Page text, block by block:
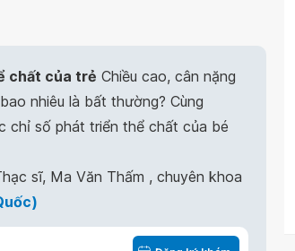
chất của trẻ Chiều cao, cân nặng
nhiêu là bất thường? Cùng
chỉ số phát triển thể chất của bé
sĩ, Ma Văn Thấm , chuyên khoa